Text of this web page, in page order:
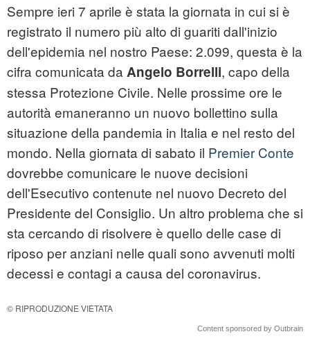
Sempre ieri 7 aprile è stata la giornata in cui si è
registrato il numero più alto di guariti dall'inizio
dell'epidemia nel nostro Paese: 2.099, questa è la
cifra comunicata da Angelo Borrelli, capo della
stessa Protezione Civile. Nelle prossime ore le
autorità emaneranno un nuovo bollettino sulla
situazione della pandemia in Italia e nel resto del
mondo. Nella giornata di sabato il Premier Conte
dovrebbe comunicare le nuove decisioni
dell'Esecutivo contenute nel nuovo Decreto del
Presidente del Consiglio. Un altro problema che si
sta cercando di risolvere è quello delle case di
riposo per anziani nelle quali sono avvenuti molti
decessi e contagi a causa del coronavirus.
© RIPRODUZIONE VIETATA
Content sponsored by Outbrain